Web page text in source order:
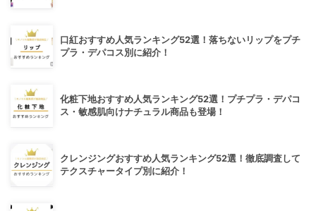
口紅おすすめ人気ランキング52選！落ちないリップをプチ
プラ・デパコス別に紹介！
化粧下地おすすめ人気ランキング52選！プチプラ・デパコ
ス・敏感肌向けナチュラル商品も登場！
クレンジングおすすめ人気ランキング52選！徹底調査して
テクスチャータイプ別に紹介！